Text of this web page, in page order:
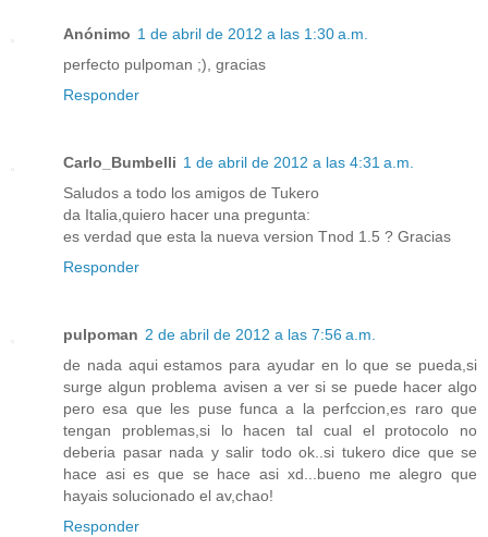
Anónimo 1 de abril de 2012 a las 1:30 a.m.
perfecto pulpoman ;), gracias
Responder
Carlo_Bumbelli 1 de abril de 2012 a las 4:31 a.m.
Saludos a todo los amigos de Tukero
da Italia,quiero hacer una pregunta:
es verdad que esta la nueva version Tnod 1.5 ? Gracias
Responder
pulpoman 2 de abril de 2012 a las 7:56 a.m.
de nada aqui estamos para ayudar en lo que se pueda,si
surge algun problema avisen a ver si se puede hacer algo
pero esa que les puse funca a la perfccion,es raro que
tengan problemas,si lo hacen tal cual el protocolo no
deberia pasar nada y salir todo ok..si tukero dice que se
hace asi es que se hace asi xd...bueno me alegro que
hayais solucionado el av,chao!
Responder